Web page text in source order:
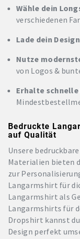
Wähle dein
verschiedenen
Lade dein
Nutze
von Logos &
Erhalte
Bedruckte
auf Qualität
Unsere
Materialien bieten
zur
Langarmshirt für
Langarmshirt als
Langarmshirts für
Dropshirt kannst
Design perfekt